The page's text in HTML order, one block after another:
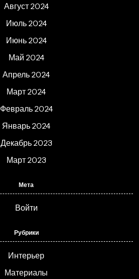
Август 2024
Июль 2024
Июнь 2024
Май 2024
Апрель 2024
Март 2024
Февраль 2024
Январь 2024
Декабрь 2023
Март 2023
Мета
Войти
Рубрики
Интерьер
Материалы